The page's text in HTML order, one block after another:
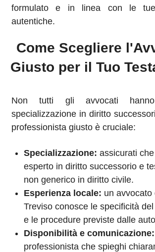
formulato e in linea con le
autentiche.
Come Scegliere
Giusto per il Tuo
Non tutti gli avvocati
specializzazione in diritto
professionista giusto è cruciale:
Specializzazione: assicurati
esperto in diritto successorio e
non generico in diritto civile.
Esperienza locale: un avvocato
Treviso conosce le specificità
e le procedure previste dalle
Disponibilità e comunicazione:
professionista che spieghi